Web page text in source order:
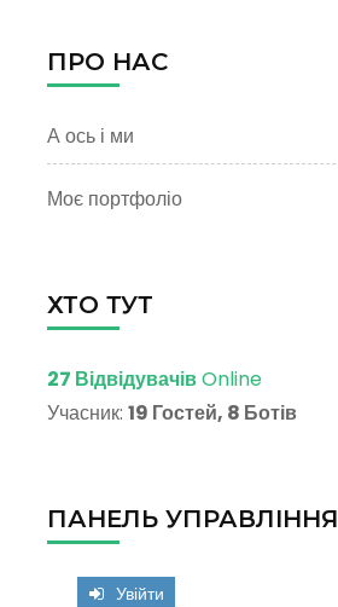
ПРО НАС
А ось і ми
Моє портфоліо
ХТО ТУТ
27 ВідвідувачівOnline
Учасник: 19 Гостей, 8 Ботів
ПАНЕЛЬ УПРАВЛІННЯ
Увійти